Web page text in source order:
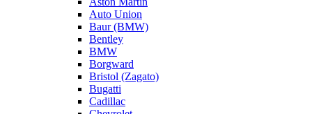
Auto Union
Baur (BMW)
Bentley
BMW
Borgward
Bristol (Zagato)
Bugatti
Cadillac